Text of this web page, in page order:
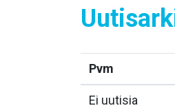
Pvm
Ei uutisia